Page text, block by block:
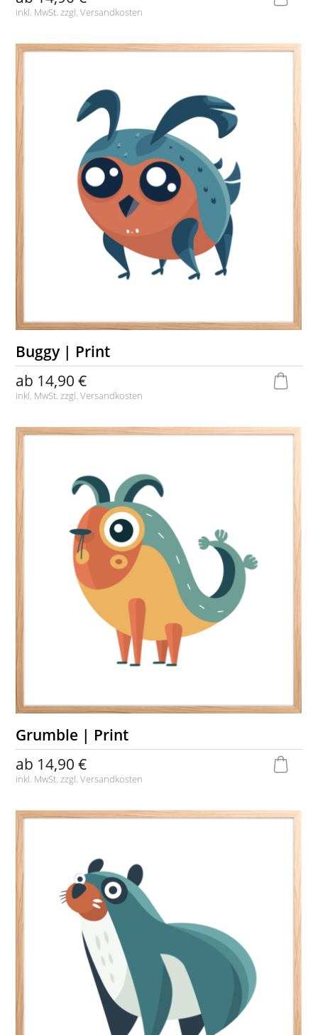
inkl. MwSt. zzgl.Versandkosten
Buggy | Print
ab 14,90 €
inkl. MwSt. zzgl.Versandkosten
Grumble | Print
ab 14,90 €
inkl. MwSt. zzgl.Versandkosten